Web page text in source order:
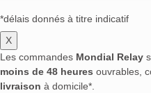
*délais donnés à titre indicatif
X
Les commandes Mondial Relay
moins de 48 heures ouvrables,
livraison à domicile*.